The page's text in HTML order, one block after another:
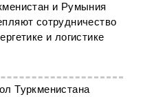
и Румыния
сотрудничество
и логистике
Туркменистана